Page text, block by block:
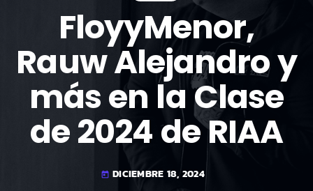
FloyyMenor,
Rauw Alejandro y
más en la Clase
de 2024 de RIAA
today DICIEMBRE 18, 2024